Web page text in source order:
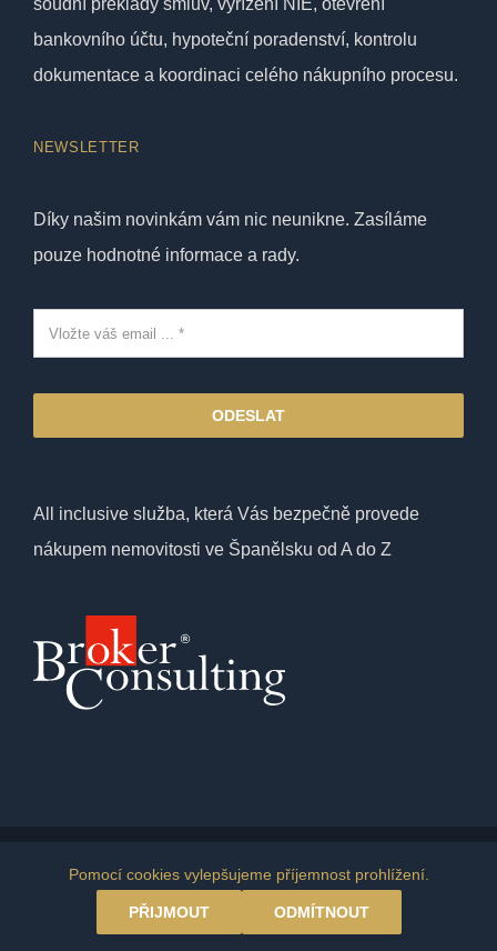
soudní překlady smluv, vyřízení NIE, otevření
bankovního účtu, hypoteční poradenství, kontrolu
dokumentace a koordinaci celého nákupního procesu.
NEWSLETTER
Díky našim novinkám vám nic neunikne. Zasíláme
pouze hodnotné informace a rady.
ODESLAT
All inclusive služba, která Vás bezpečně provede
nákupem nemovitosti ve Španělsku od A do Z
© Copyright 2026 | Amazing Costa del Sol
Pomocí cookies vylepšujeme příjemnost prohlížení.
PŘIJMOUT ODMÍTNOUT